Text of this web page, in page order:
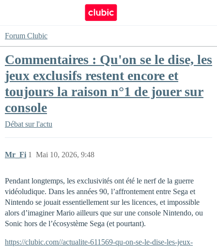
Forum Clubic
Commentaires : Qu'on se le dise, les
jeux exclusifs restent encore et
toujours la raison n°1 de jouer sur
console
Débat sur l'actu
Mr_Fi Mai 10, 2026, 9:48
1
Pendant longtemps, les exclusivités ont été le nerf de la guerre
vidéoludique. Dans les années 90, l’affrontement entre Sega et
Nintendo se jouait essentiellement sur les licences, et impossible
alors d’imaginer Mario ailleurs que sur une console Nintendo, ou
Sonic hors de l’écosystème Sega (et pourtant).
https://clubic.com//actualite-611569-qu-on-se-le-dise-les-jeux-